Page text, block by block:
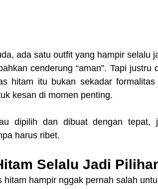
ada satu outfit yang hampir selalu
cenderung “aman”. Tapi
hitam itu bukan sekadar
kesan di momen penting.
dipilih dan dibuat dengan tepat,
harus ribet.
Selalu Jadi
hitam hampir nggak pernah salah